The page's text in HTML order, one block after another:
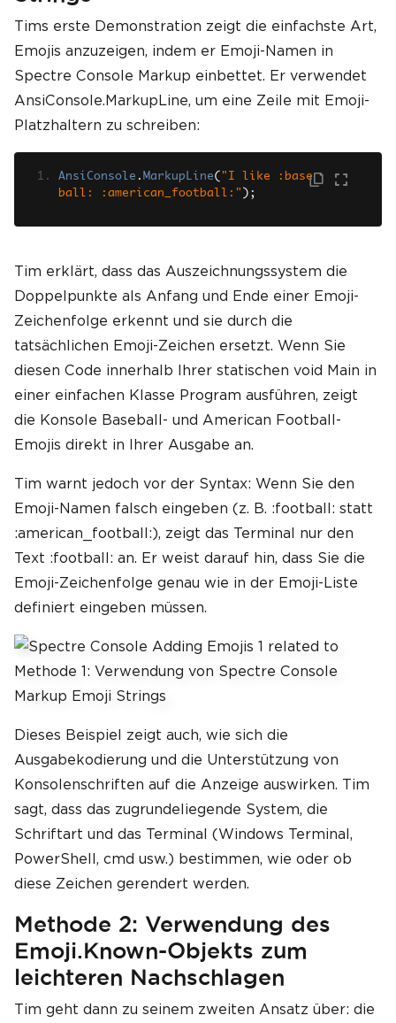
Tims erste Demonstration zeigt die einfachste Art,
Emojis anzuzeigen, indem er Emoji-Namen in
Spectre Console Markup einbettet. Er verwendet
AnsiConsole.MarkupLine, um eine Zeile mit Emoji-
Platzhaltern zu schreiben:
AnsiConsole . MarkupLine( "I like :base
ball: :american_football:" );
Tim erklärt, dass das Auszeichnungssystem die
Doppelpunkte als Anfang und Ende einer Emoji-
Zeichenfolge erkennt und sie durch die
tatsächlichen Emoji-Zeichen ersetzt. Wenn Sie
diesen Code innerhalb Ihrer statischen void Main in
einer einfachen Klasse Program ausführen, zeigt
die Konsole Baseball- und American Football-
Emojis direkt in Ihrer Ausgabe an.
Tim warnt jedoch vor der Syntax: Wenn Sie den
Emoji-Namen falsch eingeben (z. B. :football: statt
:american_football:), zeigt das Terminal nur den
Text :football: an. Er weist darauf hin, dass Sie die
Emoji-Zeichenfolge genau wie in der Emoji-Liste
definiert eingeben müssen.
Dieses Beispiel zeigt auch, wie sich die
Ausgabekodierung und die Unterstützung von
Konsolenschriften auf die Anzeige auswirken. Tim
sagt, dass das zugrundeliegende System, die
Schriftart und das Terminal (Windows Terminal,
PowerShell, cmd usw.) bestimmen, wie oder ob
diese Zeichen gerendert werden.
Methode 2: Verwendung des
Emoji.Known-Objekts zum
leichteren Nachschlagen
Tim geht dann zu seinem zweiten Ansatz über: die